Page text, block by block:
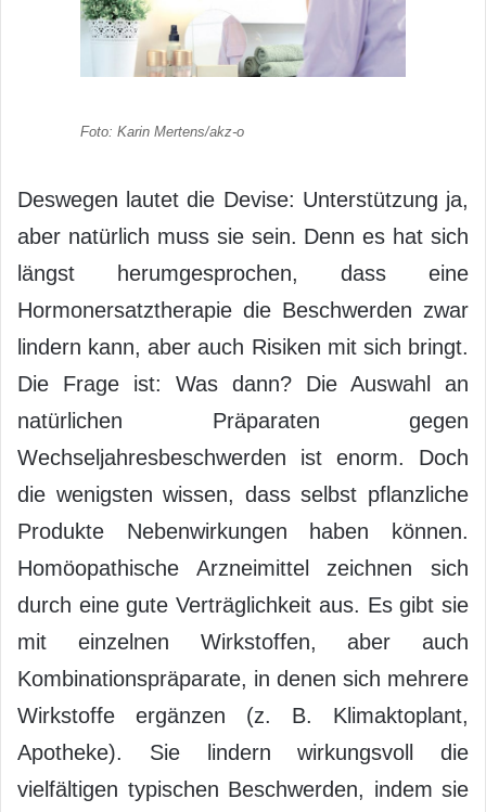
Foto: Karin Mertens/akz-o
Deswegen lautet die Devise: Unterstützung ja,
aber natürlich muss sie sein. Denn es hat sich
längst herumgesprochen, dass eine
Hormonersatztherapie die Beschwerden zwar
lindern kann, aber auch Risiken mit sich bringt.
Die Frage ist: Was dann? Die Auswahl an
natürlichen Präparaten gegen
Wechseljahresbeschwerden ist enorm. Doch
die wenigsten wissen, dass selbst pflanzliche
Produkte Nebenwirkungen haben können.
Homöopathische Arzneimittel zeichnen sich
durch eine gute Verträglichkeit aus. Es gibt sie
mit einzelnen Wirkstoffen, aber auch
Kombinationspräparate, in denen sich mehrere
Wirkstoffe ergänzen (z. B. Klimaktoplant,
Apotheke). Sie lindern wirkungsvoll die
vielfältigen typischen Beschwerden, indem sie